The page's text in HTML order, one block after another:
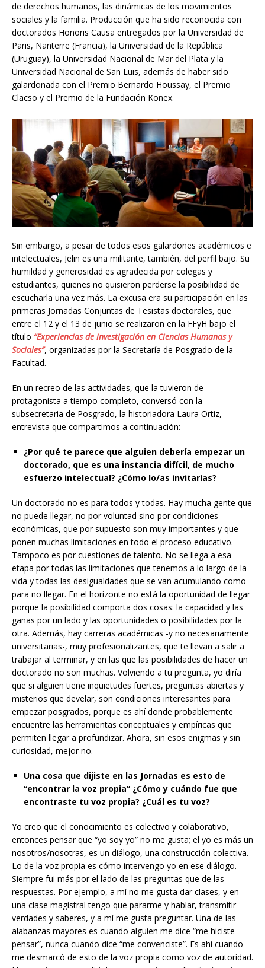
de derechos humanos, las dinámicas de los movimientos
sociales y la familia. Producción que ha sido reconocida con
doctorados Honoris Causa entregados por la Universidad de
Paris, Nanterre (Francia), la Universidad de la República
(Uruguay), la Universidad Nacional de Mar del Plata y la
Universidad Nacional de San Luis, además de haber sido
galardonada con el Premio Bernardo Houssay, el Premio
Clacso y el Premio de la Fundación Konex.
Sin embargo, a pesar de todos esos galardones académicos e
intelectuales, Jelin es una militante, también, del perfil bajo. Su
humildad y generosidad es agradecida por colegas y
estudiantes, quienes no quisieron perderse la posibilidad de
escucharla una vez más. La excusa era su participación en las
primeras Jornadas Conjuntas de Tesistas doctorales, que
entre el 12 y el 13 de junio se realizaron en la FFyH bajo el
título “Experiencias de investigación en Ciencias Humanas y
Sociales”, organizadas por la Secretaría de Posgrado de la
Facultad.
En un recreo de las actividades, que la tuvieron de
protagonista a tiempo completo, conversó con la
subsecretaria de Posgrado, la historiadora Laura Ortiz,
entrevista que compartimos a continuación:
¿Por qué te parece que alguien debería empezar un
doctorado, que es una instancia difícil, de mucho
esfuerzo intelectual? ¿Cómo lo/as invitarías?
Un doctorado no es para todos y todas. Hay mucha gente que
no puede llegar, no por voluntad sino por condiciones
económicas, que por supuesto son muy importantes y que
ponen muchas limitaciones en todo el proceso educativo.
Tampoco es por cuestiones de talento. No se llega a esa
etapa por todas las limitaciones que tenemos a lo largo de la
vida y todas las desigualdades que se van acumulando como
para no llegar. En el horizonte no está la oportunidad de llegar
porque la posibilidad comporta dos cosas: la capacidad y las
ganas por un lado y las oportunidades o posibilidades por la
otra. Además, hay carreras académicas -y no necesariamente
universitarias-, muy profesionalizantes, que te llevan a salir a
trabajar al terminar, y en las que las posibilidades de hacer un
doctorado no son muchas. Volviendo a tu pregunta, yo diría
que si alguien tiene inquietudes fuertes, preguntas abiertas y
misterios que develar, son condiciones interesantes para
empezar posgrados, porque es ahí donde probablemente
encuentre las herramientas conceptuales y empíricas que
permiten llegar a profundizar. Ahora, sin esos enigmas y sin
curiosidad, mejor no.
Una cosa que dijiste en las Jornadas es esto de
“encontrar la voz propia” ¿Cómo y cuándo fue que
encontraste tu voz propia? ¿Cuál es tu voz?
Yo creo que el conocimiento es colectivo y colaborativo,
entonces pensar que “yo soy yo” no me gusta; el yo es más un
nosotros/nosotras, es un diálogo, una construcción colectiva.
Lo de la voz propia es cómo intervengo yo en ese diálogo.
Siempre fui más por el lado de las preguntas que de las
respuestas. Por ejemplo, a mí no me gusta dar clases, y en
una clase magistral tengo que pararme y hablar, transmitir
verdades y saberes, y a mí me gusta preguntar. Una de las
alabanzas mayores es cuando alguien me dice “me hiciste
pensar”, nunca cuando dice “me convenciste”. Es ahí cuando
me desmarcó de esto de la voz propia como voz de autoridad.